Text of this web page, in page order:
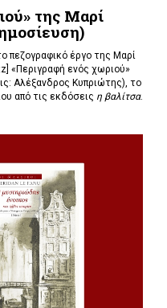
της Μαρί
πεζογραφικό έργο της Μαρί
«Περιγραφή ενός χωριού»
Αλέξανδρος Κυπριώτης), το
από τις εκδόσεις η βαλίτσα.